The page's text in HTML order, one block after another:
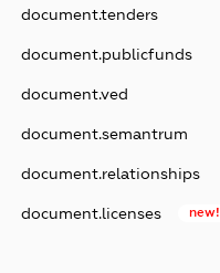
document.tenders
document.publicfunds
document.ved
document.semantrum
document.relationships
document.licenses new!